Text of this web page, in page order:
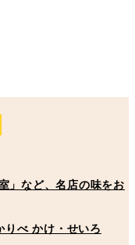
」など、名店の味をお
りべ かけ・せいろ